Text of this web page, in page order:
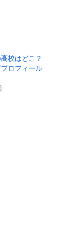
校はどこ？
ロフィール